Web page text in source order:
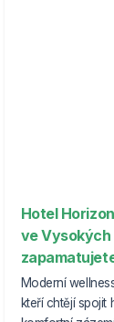
Hotel
ve
Moderní
kteří chtějí spojit